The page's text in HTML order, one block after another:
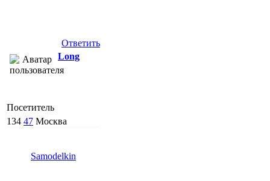
Ответить
Long
Посетитель
134 47 Москва
Samodelkin